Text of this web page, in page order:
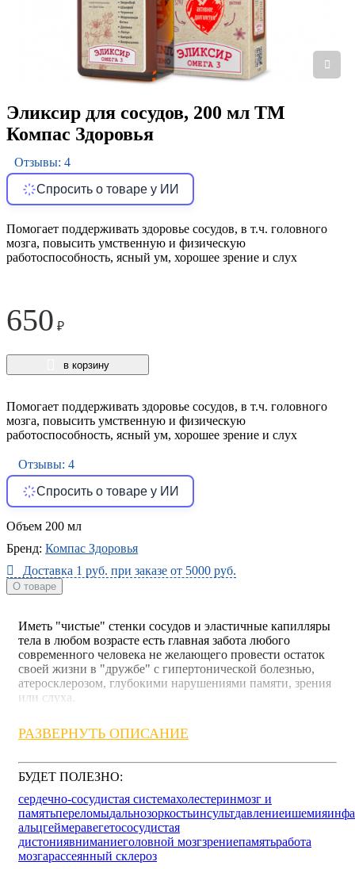
Эликсир для сосудов, 200 мл ТМ
Компас Здоровья
Отзывы: 4
Спросить о товаре у ИИ
Помогает поддерживать здоровье сосудов, в т.ч. головного
мозга, повысить умственную и физическую
работоспособность, ясный ум, хорошее зрение и слух
650 ₽
в корзину
Помогает поддерживать здоровье сосудов, в т.ч. головного
мозга, повысить умственную и физическую
работоспособность, ясный ум, хорошее зрение и слух
Отзывы: 4
Спросить о товаре у ИИ
Объем 200 мл
Бренд: Компас Здоровья
Доставка 1 руб. при заказе от 5000 руб.
О товаре
Иметь "чистые" стенки сосудов и эластичные капилляры
тела в любом возрасте есть главная забота любого
современного человека не желающего провести остаток
своей жизни в "дружбе" с гипертонической болезнью,
атеросклерозом, глубокими нарушениями памяти, зрения
или слуха.
данный эликсир, который при своём регулярном приёме
длительное время хорошую память, ясный ум, тонкое
зрение, слух, ровное течение крови в сосудах головного
мозга и других частях тела, высокий уровень умственной
и физической работоспособности.
Особенности:
Предупреждает отложение холестерина на стенках
РАЗВЕРНУТЬ ОПИСАНИЕ
БУДЕТ ПОЛЕЗНО:
сердечно-сосудистая системахолестеринмозг и
памятьпереломыдальнозоркостьинсультдавлениеишемия
альцгеймеравегетососудистая
дистониявниманиеголовной мозгзрениепамятьработа
мозгарассеянный склероз